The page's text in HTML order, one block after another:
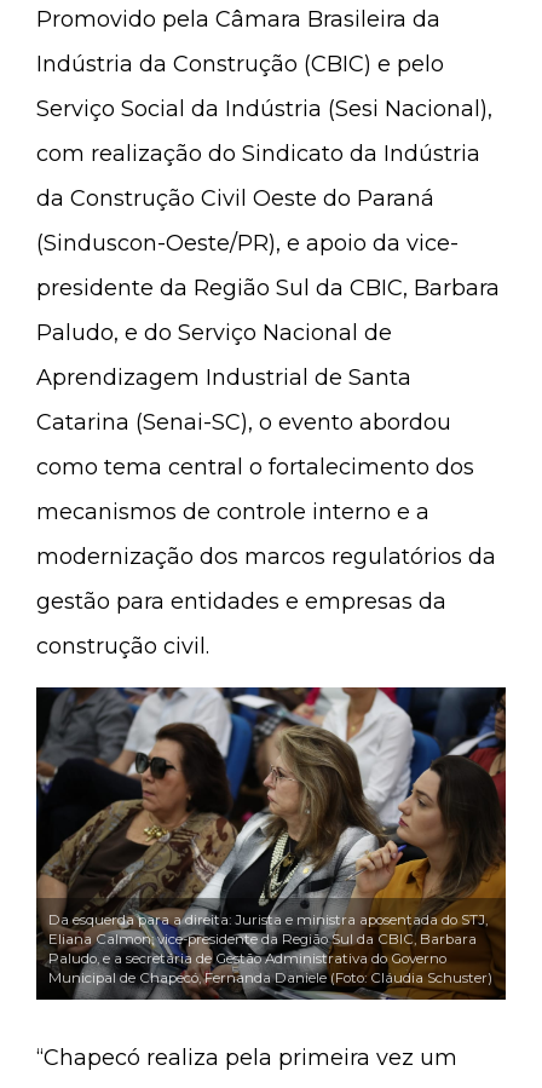
Promovido pela Câmara Brasileira da
Indústria da Construção (CBIC) e pelo
Serviço Social da Indústria (Sesi Nacional),
com realização do Sindicato da Indústria
da Construção Civil Oeste do Paraná
(Sinduscon-Oeste/PR), e apoio da vice-
presidente da Região Sul da CBIC, Barbara
Paludo, e do Serviço Nacional de
Aprendizagem Industrial de Santa
Catarina (Senai-SC), o evento abordou
como tema central o fortalecimento dos
mecanismos de controle interno e a
modernização dos marcos regulatórios da
gestão para entidades e empresas da
construção civil.
Da esquerda para a direita: Jurista e ministra aposentada do STJ,
Eliana Calmon; vice-presidente da Região Sul da CBIC, Barbara
Paludo, e a secretária de Gestão Administrativa do Governo
Municipal de Chapecó, Fernanda Daniele (Foto: Cláudia Schuster)
“Chapecó realiza pela primeira vez um